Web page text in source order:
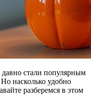
стали популярным
насколько удобно
разберемся в этом